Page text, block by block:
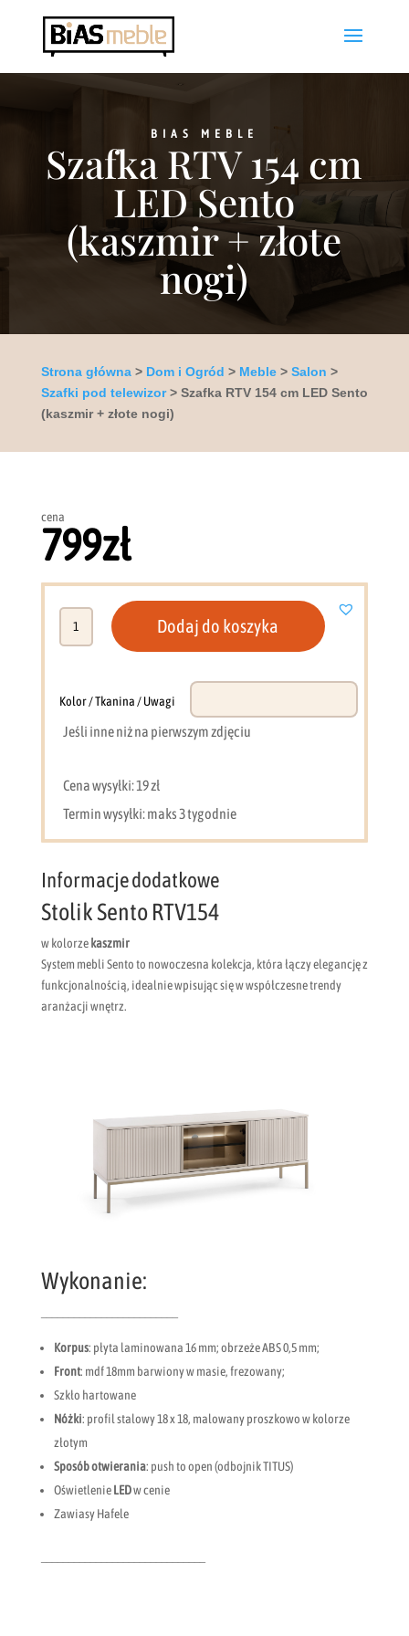
BIAS MEBLE
Szafka RTV 154 cm
LED Sento
(kaszmir + złote
nogi)
Strona główna> Dom i Ogród > Meble> Salon >
Szafki pod telewizor> Szafka RTV 154 cm LED Sento
(kaszmir + złote nogi)
Stolik Sento RTV154
w kolorze kaszmir
​System mebli Sento to nowoczesna kolekcja, która łączy elegancję z
funkcjonalnością, idealnie wpisując się w współczesne trendy
aranżacji wnętrz.
Wykonanie:
Korpus: płyta laminowana 16 mm; obrzeże ABS 0,5 mm;
Front: mdf 18mm barwiony w masie, frezowany;
Szkło hartowane
Nóżki: profil stalowy 18 x 18, malowany proszkowo w kolorze
złotym
Sposób otwierania: push to open (odbojnik TITUS)
OświetlenieLEDw cenie
Zawiasy Hafele
cena
799zł
cm
Sento
+
złote
Dodaj do koszyka
Kolor / Tkanina / Uwagi
Jeśli inne niż na pierwszym zdjęciu
Cena wysyłki: 19 zł
Termin wysyłki: maks 3 tygodnie
Informacje dodatkowe